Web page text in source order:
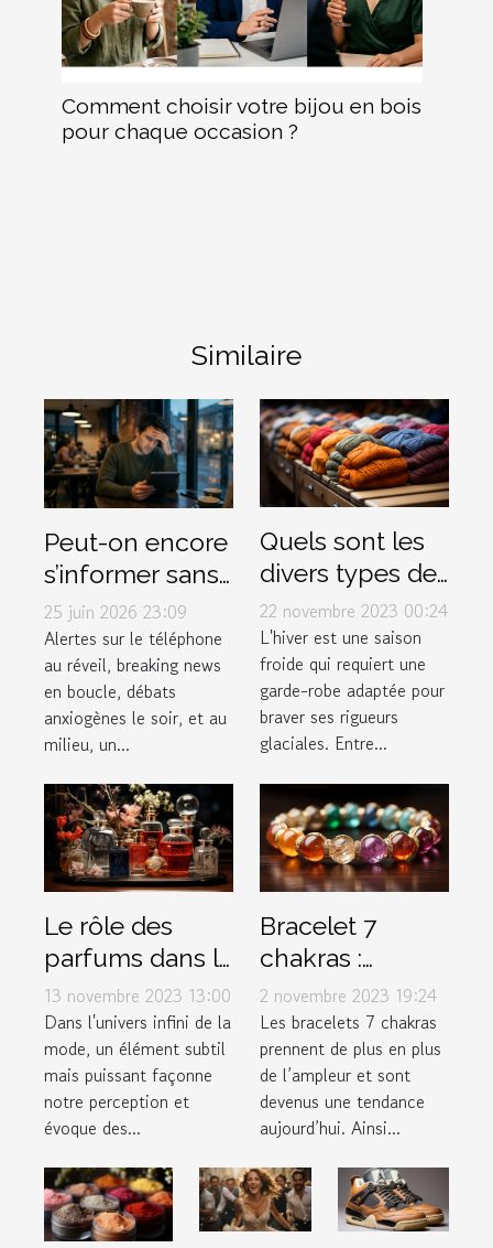
Comment choisir votre bijou en bois
pour chaque occasion ?
Similaire
Peut-on encore
s’informer sans
stresser ?
Enquête sur le
lien actu-santé
25 juin 2026 23:09
Alertes sur le téléphone
au réveil, breaking news
en boucle, débats
anxiogènes le soir, et au
milieu, un...
Quels sont les
divers types de
vêtements pour
affronter
efficacement
l'hiver ?
22 novembre 2023 00:24
L'hiver est une saison
froide qui requiert une
garde-robe adaptée pour
braver ses rigueurs
glaciales. Entre...
Le rôle des
parfums dans la
mode et le style
personnel
13 novembre 2023 13:00
Dans l'univers infini de la
mode, un élément subtil
mais puissant façonne
notre perception et
évoque des...
Bracelet 7
chakras :
Comment bien
l’entretenir ?
2 novembre 2023 19:24
Les bracelets 7 chakras
prennent de plus en plus
de l’ampleur et sont
devenus une tendance
aujourd’hui. Ainsi...